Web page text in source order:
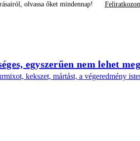
olvassa őket mindennap!
egyszerűen nem lehet
kekszet, mártást, a végeredmény